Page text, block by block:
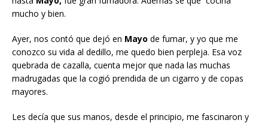
mucho y bien.
Ayer, nos contó que dejó en Mayo de fumar, y yo que me
conozco su vida al dedillo, me quedo bien perpleja. Esa voz
quebrada de cazalla, cuenta mejor que nada las muchas
madrugadas que la cogió prendida de un cigarro y de copas
mayores.
Les decía que sus manos, desde el principio, me fascinaron y